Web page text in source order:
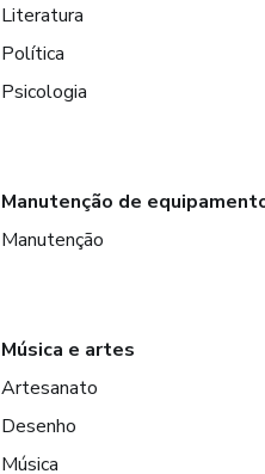
Literatura
Política
Psicologia
Manutenção de
Manutenção
Música e artes
Artesanato
Desenho
Música